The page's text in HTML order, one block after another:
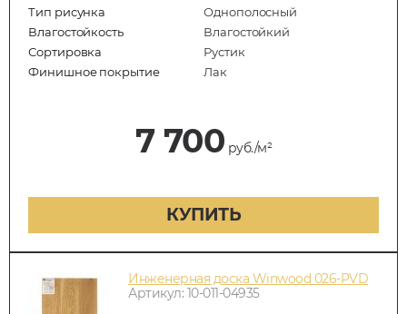
Тип рисунка
Однополосный
Влагостойкость
Влагостойкий
Сортировка
Рустик
Финишное покрытие
Лак
7 700 руб./м²
КУПИТЬ
Инженерная доска Winwood 026-PVD
Артикул: 10-011-04935